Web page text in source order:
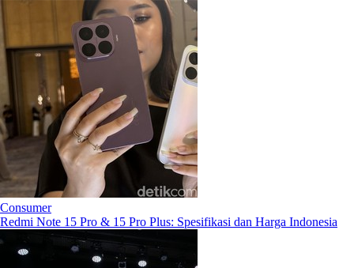
Consumer
Redmi Note 15 Pro & 15 Pro Plus: Spesifikasi dan Harga Indonesia